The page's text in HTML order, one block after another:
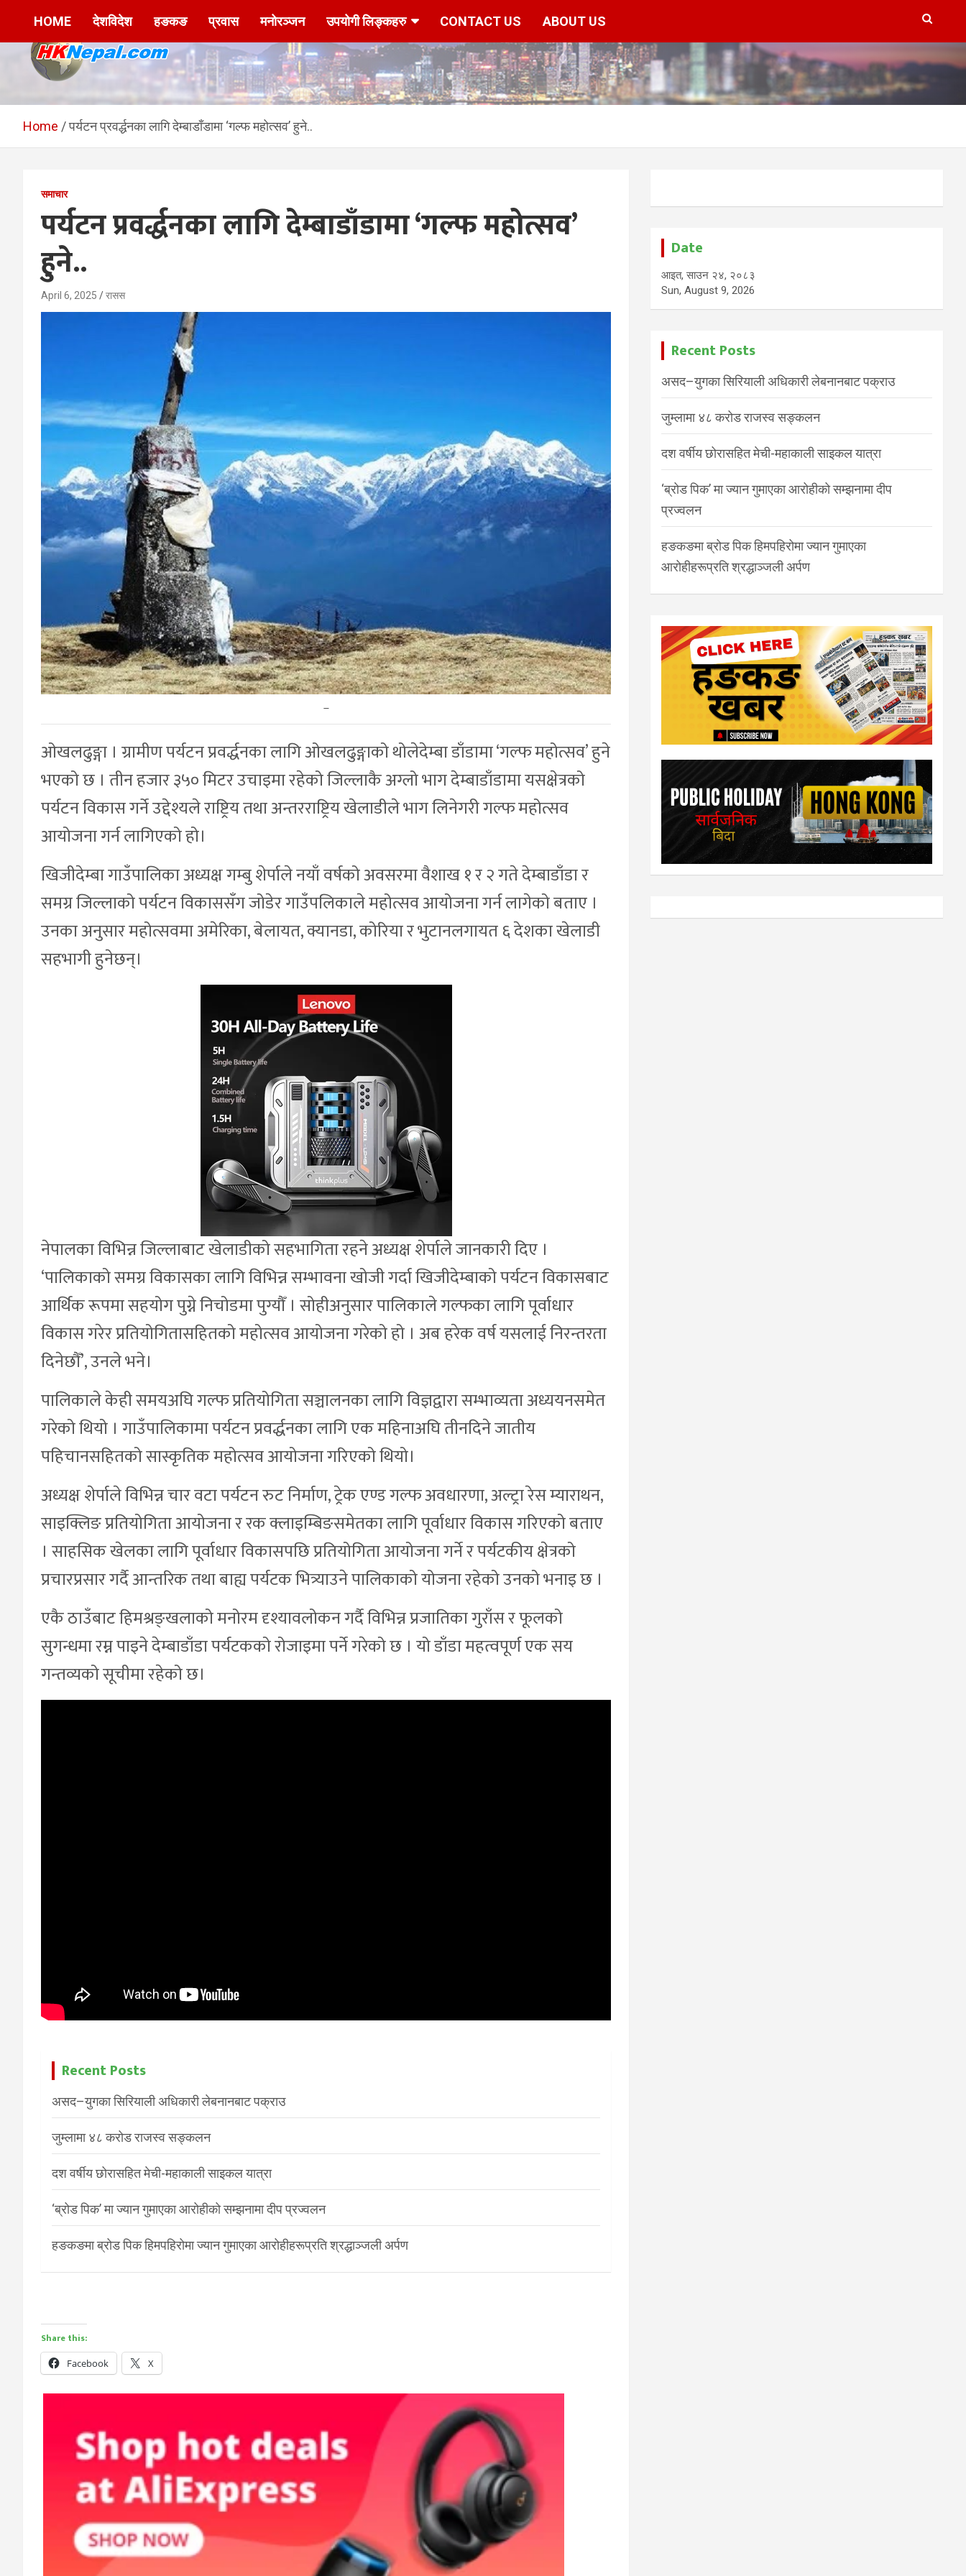
HKNepal.com –
हङकङबाट सञ्चालित पहिलो
hknepal, hknepal.com, hk nepal, hk nepal com
HOME देशविदेश हङकङ प्रवास मनोरञ्जन उपयोगी लिङ्कहरु CONTACT US ABOUT US
Home पर्यटन प्रवर्द्धनका लागि देम्बाडाँडामा ‘गल्फ महोत्सव’ हुने..
समाचार
पर्यटन प्रवर्द्धनका लागि देम्बाडाँडामा ‘गल्फ महोत्सव’
हुने..
April 6, 2025 रासस
–
ओखलढुङ्गा । ग्रामीण पर्यटन प्रवर्द्धनका लागि ओखलढुङ्गाको थोलेदेम्बा डाँडामा ‘गल्फ महोत्सव’ हुने
भएको छ । तीन हजार ३५० मिटर उचाइमा रहेको जिल्लाकै अग्लो भाग देम्बाडाँडामा यसक्षेत्रको
पर्यटन विकास गर्ने उद्देश्यले राष्ट्रिय तथा अन्तरराष्ट्रिय खेलाडीले भाग लिनेगरी गल्फ महोत्सव
आयोजना गर्न लागिएको हो।
खिजीदेम्बा गाउँपालिका अध्यक्ष गम्बु शेर्पाले नयाँ वर्षको अवसरमा वैशाख १ र २ गते देम्बाडाँडा र
समग्र जिल्लाको पर्यटन विकाससँग जोडेर गाउँपलिकाले महोत्सव आयोजना गर्न लागेको बताए ।
उनका अनुसार महोत्सवमा अमेरिका, बेलायत, क्यानडा, कोरिया र भुटानलगायत ६ देशका खेलाडी
सहभागी हुनेछन्।
नेपालका विभिन्न जिल्लाबाट खेलाडीको सहभागिता रहने अध्यक्ष शेर्पाले जानकारी दिए ।
‘पालिकाको समग्र विकासका लागि विभिन्न सम्भावना खोजी गर्दा खिजीदेम्बाको पर्यटन विकासबाट
आर्थिक रूपमा सहयोग पुग्ने निचोडमा पुग्यौँ । सोहीअनुसार पालिकाले गल्फका लागि पूर्वाधार
विकास गरेर प्रतियोगितासहितको महोत्सव आयोजना गरेको हो । अब हरेक वर्ष यसलाई निरन्तरता
दिनेछौँ’, उनले भने।
पालिकाले केही समयअघि गल्फ प्रतियोगिता सञ्चालनका लागि विज्ञद्वारा सम्भाव्यता अध्ययनसमेत
गरेको थियो । गाउँपालिकामा पर्यटन प्रवर्द्धनका लागि एक महिनाअघि तीनदिने जातीय
पहिचानसहितको सास्कृतिक महोत्सव आयोजना गरिएको थियो।
अध्यक्ष शेर्पाले विभिन्न चार वटा पर्यटन रुट निर्माण, ट्रेक एण्ड गल्फ अवधारणा, अल्ट्रा रेस म्याराथन,
साइक्लिङ प्रतियोगिता आयोजना र रक क्लाइम्बिङसमेतका लागि पूर्वाधार विकास गरिएको बताए
। साहसिक खेलका लागि पूर्वाधार विकासपछि प्रतियोगिता आयोजना गर्ने र पर्यटकीय क्षेत्रको
प्रचारप्रसार गर्दै आन्तरिक तथा बाह्य पर्यटक भित्र्याउने पालिकाको योजना रहेको उनको भनाइ छ ।
एकै ठाउँबाट हिमश्रङ्खलाको मनोरम दृश्यावलोकन गर्दै विभिन्न प्रजातिका गुराँस र फूलको
सुगन्धमा रम्न पाइने देम्बाडाँडा पर्यटकको रोजाइमा पर्ने गरेको छ । यो डाँडा महत्वपूर्ण एक सय
गन्तव्यको सूचीमा रहेको छ।
Recent Posts
असद–युगका सिरियाली अधिकारी लेबनानबाट पक्राउ
जुम्लामा ४८ करोड राजस्व सङ्कलन
दश वर्षीय छोरासहित मेची-महाकाली साइकल यात्रा
‘ब्रोड पिक’ मा ज्यान गुमाएका आरोहीको सम्झनामा दीप प्रज्वलन
हङकङमा ब्रोड पिक हिमपहिरोमा ज्यान गुमाएका आरोहीहरूप्रति श्रद्धाञ्जली अर्पण
Share this:
Facebook X
Date
आइत, साउन २४, २०८३
Sun, August 9, 2026
Recent Posts
असद–युगका सिरियाली अधिकारी लेबनानबाट पक्राउ
जुम्लामा ४८ करोड राजस्व सङ्कलन
दश वर्षीय छोरासहित मेची-महाकाली साइकल यात्रा
‘ब्रोड पिक’ मा ज्यान गुमाएका आरोहीको सम्झनामा दीप
प्रज्वलन
हङकङमा ब्रोड पिक हिमपहिरोमा ज्यान गुमाएका
आरोहीहरूप्रति श्रद्धाञ्जली अर्पण